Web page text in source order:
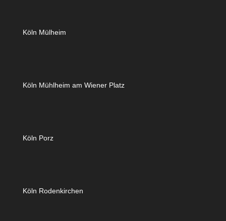
Köln Mülheim
Köln Mühlheim am Wiener Platz
Köln Porz
Köln Rodenkirchen